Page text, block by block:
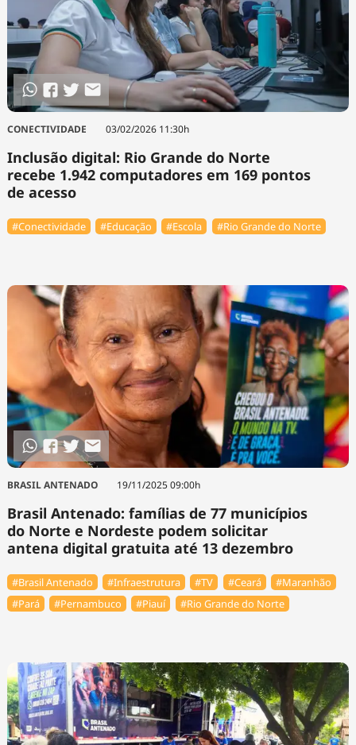
CONECTIVIDADE 03/02/2026 11:30h
Inclusão digital: Rio Grande do Norte
recebe 1.942 computadores em 169 pontos
de acesso
#Conectividade #Educação #Escola #Rio Grande do Norte
BRASIL ANTENADO 19/11/2025 09:00h
Brasil Antenado: famílias de 77 municípios
do Norte e Nordeste podem solicitar
antena digital gratuita até 13 dezembro
#Brasil Antenado #Infraestrutura #TV #Ceará
#Maranhão
#Pará
#Pernambuco #Piauí #Rio Grande do Norte